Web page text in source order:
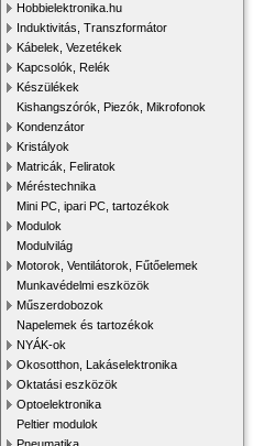
Hobbielektronika.hu
Induktivitás, Transzformátor
Kábelek, Vezetékek
Kapcsolók, Relék
Készülékek
Kishangszórók, Piezók, Mikrofonok
Kondenzátor
Kristályok
Matricák, Feliratok
Méréstechnika
Mini PC, ipari PC, tartozékok
Modulok
Modulvilág
Motorok, Ventilátorok, Fűtőelemek
Munkavédelmi eszközök
Műszerdobozok
Napelemek és tartozékok
NYÁK-ok
Okosotthon, Lakáselektronika
Oktatási eszközök
Optoelektronika
Peltier modulok